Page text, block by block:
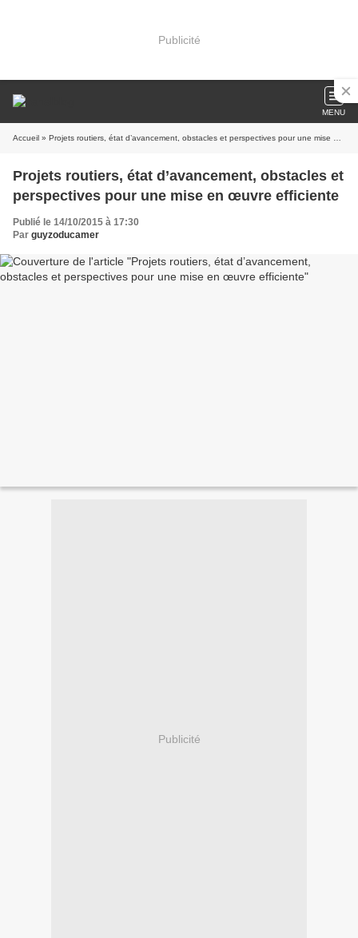
Publicité
MENU
Accueil » Projets routiers, état d’avancement, obstacles et perspectives pour une mise en œuvre efficiente
Projets routiers, état d’avancement, obstacles et
perspectives pour une mise en œuvre efficiente
Publié le 14/10/2015 à 17:30
Par guyzoducamer
Publicité